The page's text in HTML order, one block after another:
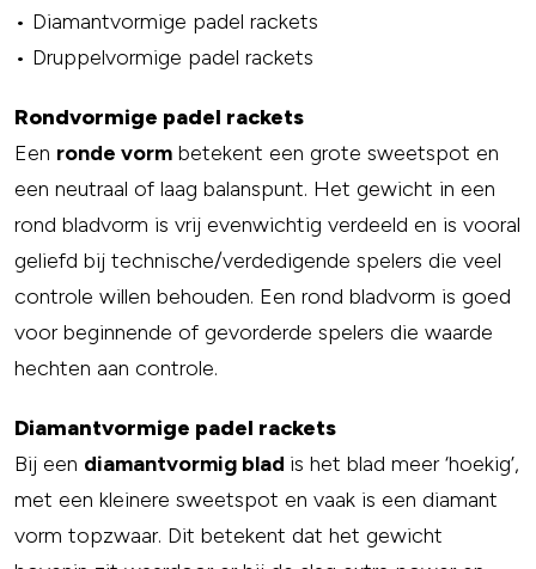
• Diamantvormige padel rackets
• Druppelvormige padel rackets
Rondvormige padel rackets
Een ronde vorm betekent een grote sweetspot en
een neutraal of laag balanspunt. Het gewicht in een
rond bladvorm is vrij evenwichtig verdeeld en is vooral
geliefd bij technische/verdedigende spelers die veel
controle willen behouden. Een rond bladvorm is goed
voor beginnende of gevorderde spelers die waarde
hechten aan controle.
Diamantvormige padel rackets
Bij een diamantvormig blad is het blad meer ‘hoekig’,
met een kleinere sweetspot en vaak is een diamant
vorm topzwaar. Dit betekent dat het gewicht